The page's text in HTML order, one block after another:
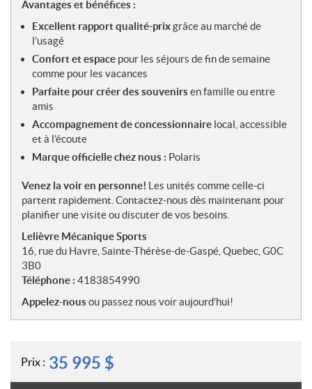
Avantages et bénéfices :
Excellent rapport qualité-prixgrâce au marché de
l’usagé
Confort et espace pour les séjours de fin de semaine
comme pour les vacances
Parfaite pour créer des souvenirs en famille ou entre
amis
Accompagnement de concessionnaire local, accessible
et à l’écoute
Marque officielle chez nous : Polaris
Venez la voir en personne! Les unités comme celle-ci
partent rapidement. Contactez-nous dès maintenant pour
planifier une visite ou discuter de vos besoins.
Lelièvre Mécanique Sports
16, rue du Havre, Sainte-Thérèse-de-Gaspé, Quebec, G0C
3B0
Téléphone : 4183854990
Appelez-nous ou passez nous voir aujourd’hui!
Prix : 35 995 $